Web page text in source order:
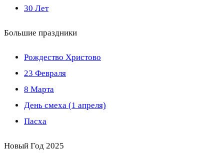
30 Лет
Большие праздники
Рождество Христово
23 Февраля
8 Марта
День смеха (1 апреля)
Пасха
Новый Год 2025